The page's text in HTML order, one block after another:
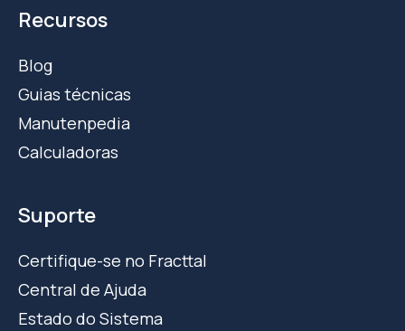
Recursos
Blog
Guias técnicas
Manutenpedia
Calculadoras
Suporte
Certifique-se no Fracttal
Central de Ajuda
Estado do Sistema